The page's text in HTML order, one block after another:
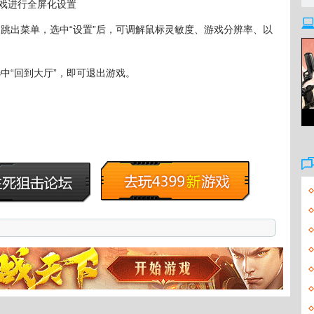
进行全屏化设置
出菜单，选中“设置”后，可调解鼠标灵敏度、游戏分辨率、以
“回到大厅”，即可退出游戏。